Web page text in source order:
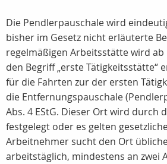
Die Pendlerpauschale wird
bisher im Gesetz nicht erläuterte
regelmäßigen Arbeitsstätte wird ab
den Begriff „erste Tätigkeitsstätte“
für die Fahrten zur der ersten
die Entfernungspauschale
Abs. 4 EStG. Dieser Ort wird durch
festgelegt oder es gelten
Arbeitnehmer sucht den Ort
arbeitstäglich, mindestens an zwei